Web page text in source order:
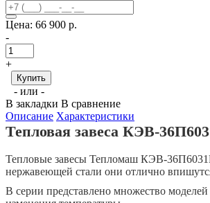
Цена: 66 900 р.
-
+
- или -
В закладки В сравнение
Описание Характеристики
Тепловая завеса КЭВ-
Тепловые завесы Тепломаш КЭВ-
нержавеющей стали они отлично
В серии представлено множество